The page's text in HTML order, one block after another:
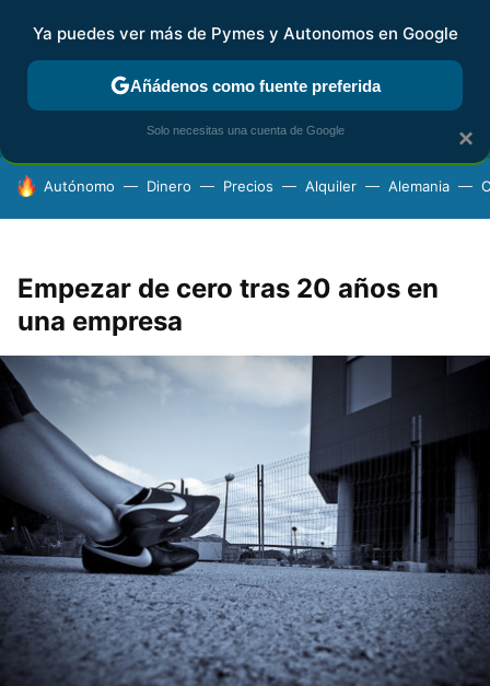
FISCALIDAD Y CONTABILIDAD KIT DIGITAL RENTA
HOY SE HABLA DE
Autónomo Dinero Precios Alquiler Alemania
Empezar de cero tras 20 años en
una empresa
×
Ya puedes ver más de Pymes y Autonomos en Google
Añádenos como fuente preferida
Solo necesitas una cuenta de Google